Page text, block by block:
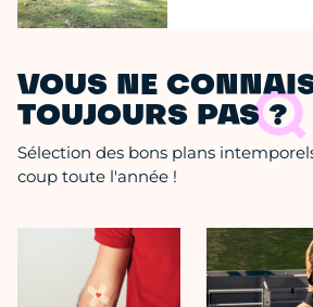
VOUS NE
TOUJOURS PAS ?
Sélection des bons plans
coup toute l'année !